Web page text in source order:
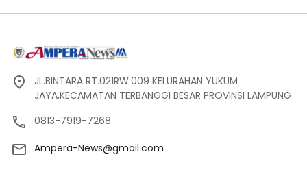
JL.BINTARA RT.021RW.009 KELURAHAN YUKUM
JAYA,KECAMATAN TERBANGGI BESAR PROVINSI LAMPUNG
0813-7919-7268
Ampera-News@gmail.com